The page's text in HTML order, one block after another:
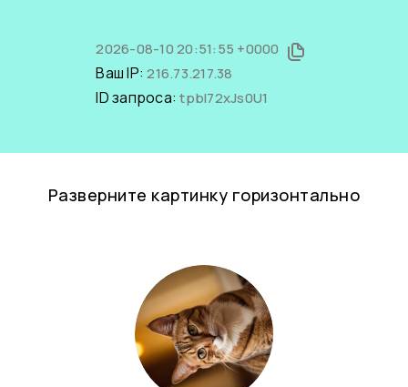
2026-08-10 20:51:55 +0000
Ваш IP:216.73.217.38
ID запроса:tpbI72xJs0U1
Разверните картинку горизонтально